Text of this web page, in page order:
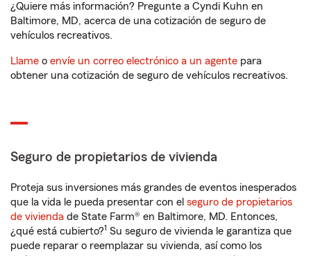
¿Quiere más información? Pregunte a Cyndi Kuhn en
Baltimore, MD, acerca de una cotización de seguro de
vehículos recreativos.
Llame o envíe un correo electrónico a un agente para
obtener una cotización de seguro de vehículos recreativos.
Seguro de propietarios de vivienda
Proteja sus inversiones más grandes de eventos inesperados
que la vida le pueda presentar con el seguro de propietarios
de vivienda de State Farm® en Baltimore, MD. Entonces,
¿qué está cubierto?1 Su seguro de vivienda le garantiza que
puede reparar o reemplazar su vivienda, así como los